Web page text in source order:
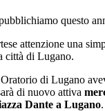
questo
attenzione una
città di Lugano.
di Lugano
di nuovo attiva
Dante a Lugano.